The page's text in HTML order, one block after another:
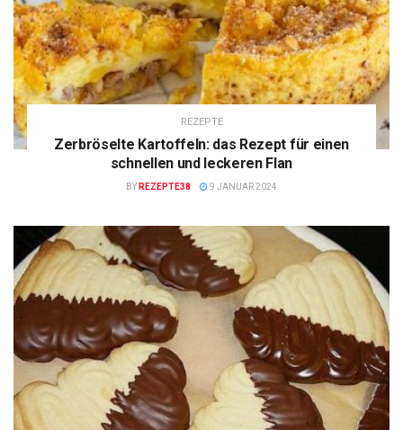
REZEPTE
Zerbröselte Kartoffeln: das Rezept für einen
schnellen und leckeren Flan
BY REZEPTE38 9 JANUAR 2024